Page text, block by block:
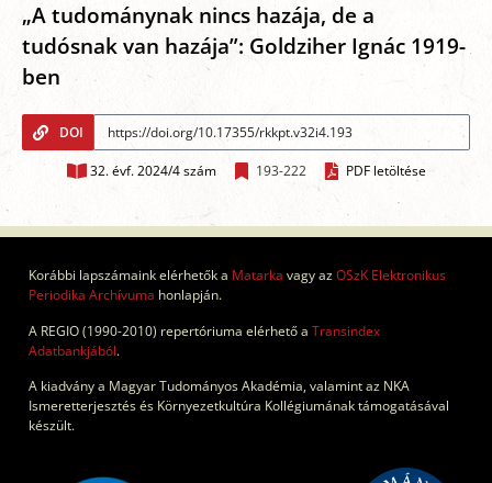
„A tudománynak nincs hazája, de a
tudósnak van hazája”: Goldziher Ignác 1919-
ben
DOI
32. évf. 2024/4 szám 193-222 PDF letöltése
Korábbi lapszámaink elérhetők a Matarka vagy azOSzK Elektronikus
Periodika Archívuma honlapján.
A REGIO (1990-2010) repertóriuma elérhető a Transindex
Adatbankjából.
A kiadvány a Magyar Tudományos Akadémia, valamint az NKA
Ismeretterjesztés és Környezetkultúra Kollégiumának támogatásával
készült.